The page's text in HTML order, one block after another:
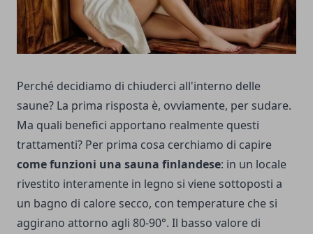
Perché decidiamo di chiuderci all'interno delle
saune? La prima risposta è, ovviamente, per sudare.
Ma quali benefici apportano realmente questi
trattamenti? Per prima cosa cerchiamo di capire
come funzioni una sauna finlandese: in un locale
rivestito interamente in legno si viene sottoposti a
un bagno di calore secco, con temperature che si
aggirano attorno agli 80-90°. Il basso valore di